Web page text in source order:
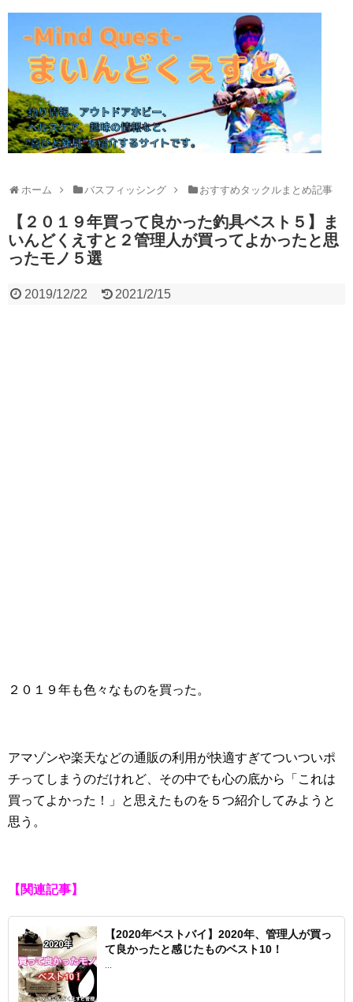
ホーム バスフィッシング おすすめタックルまとめ記事
【２０１９年買って良かった釣具ベスト５】ま
いんどくえすと２管理人が買ってよかったと思
ったモノ５選
2019/12/22 2021/2/15
２０１９年も色々なものを買った。
アマゾンや楽天などの通販の利用が快適すぎてついついポ
チってしまうのだけれど、その中でも心の底から「これは
買ってよかった！」と思えたものを５つ紹介してみようと
思う。
【関連記事】
【2020年ベストバイ】2020年、管理人が買っ
て良かったと感じたものベスト10！